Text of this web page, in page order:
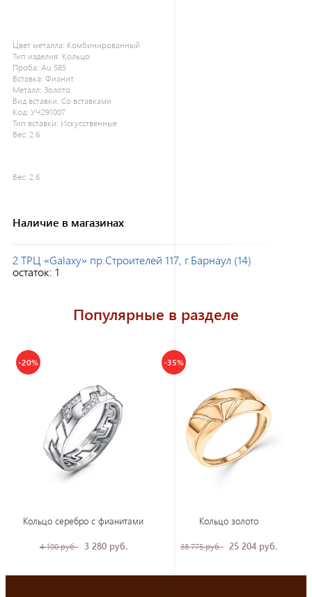
Цвет металла: Комбинированный
Тип изделия: Кольцо
Проба: Au 585
Вставка: Фианит
Металл: Золото
Вид вставки: Со вставками
Код: УЧ291007
Тип вставки: Искусственные
Вес: 2.6
Вес: 2.6
Наличие в магазинах
2 ТРЦ «Galaxy» пр.Строителей 117, г.Барнаул (14)
остаток: 1
Популярные в разделе
-20%
Кольцо серебро с фианитами
4 100 руб. 3 280 руб.
-35%
Кольцо золото
38 775 руб. 25 204 руб.